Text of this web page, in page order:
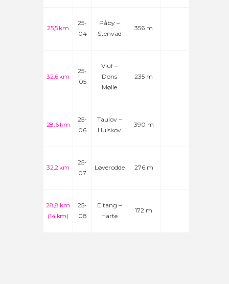
25,5 km
25-
04
Påby –
Stenvad
356 m
32,6 km
25-
05
Viuf –
Dons
Mølle
235 m
28,6 km
25-
06
Taulov –
Hulskov
390 m
32,2 km
25-
07
Løverodde 276 m
28,8 km
(14 km)
25-
08
Eltang –
Harte
172 m